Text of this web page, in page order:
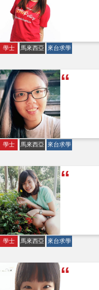
學士 馬來西亞 來台求學
學士 馬來西亞 來台求學
學士 馬來西亞 來台求學